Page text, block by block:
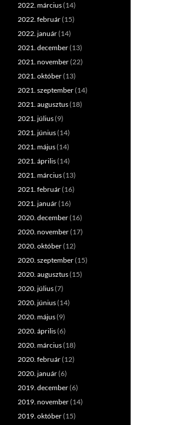
2022. március(14)
2022. február(15)
2022. január(14)
2021. december(13)
2021. november(22)
2021. október(13)
2021. szeptember(14)
2021. augusztus(18)
2021. július(9)
2021. június(14)
2021. május(14)
2021. április(14)
2021. március(13)
2021. február(16)
2021. január(16)
2020. december(16)
2020. november(17)
2020. október(12)
2020. szeptember(15)
2020. augusztus(15)
2020. július(7)
2020. június(14)
2020. május(9)
2020. április(6)
2020. március(18)
2020. február(12)
2020. január(6)
2019. december(6)
2019. november(14)
2019. október(15)